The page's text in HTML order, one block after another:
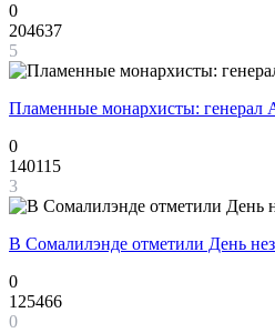
0
204637
5
Пламенные монархисты: генерал
0
140115
3
В Сомалилэнде отметили День
0
125466
0